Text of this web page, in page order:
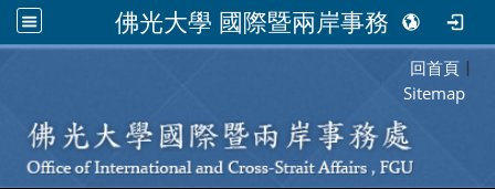
佛光大學 國際暨兩岸事務處
:::
回首頁 |
Sitemap